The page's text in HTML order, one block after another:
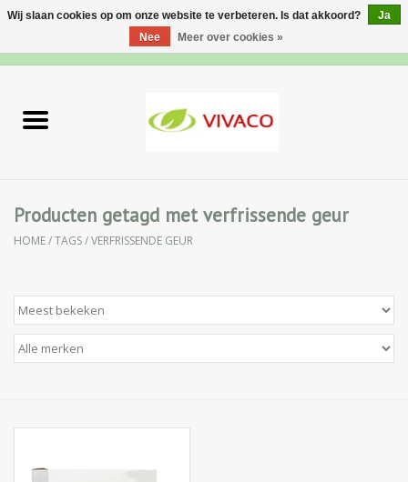
Lichaamsverzorging
Specialiteiten
Natuurlijke Kruiden
Apotheek
Effecten
Producten getagd met verfrissende geur
HOME/TAGS/VERFRISSENDE GEUR
Wij slaan cookies op om onze website te verbeteren. Is dat akkoord?
Ja
Nee
Meer over cookies »